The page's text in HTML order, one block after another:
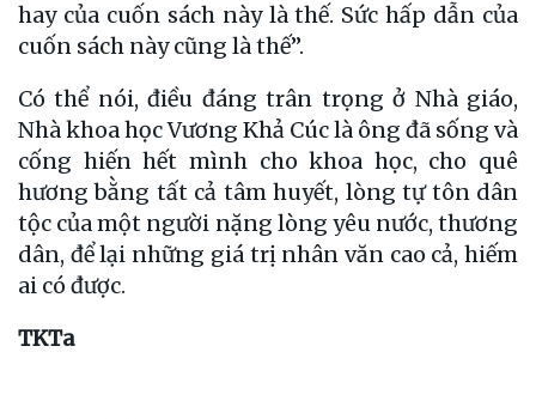
hay của cuốn sách này là thế. Sức hấp dẫn của
cuốn sách này cũng là thế”.
Có thể nói, điều đáng trân trọng ở Nhà giáo,
Nhà khoa học Vương Khả Cúc là ông đã sống và
cống hiến hết mình cho khoa học, cho quê
hương bằng tất cả tâm huyết, lòng tự tôn dân
tộc của một người nặng lòng yêu nước, thương
dân, để lại những giá trị nhân văn cao cả, hiếm
ai có được.
TKTa